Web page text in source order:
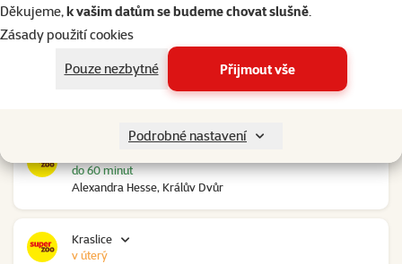
Děkujeme,k vašim datům se budeme chovat slušně.
Zásady použití cookies
Pouze nezbytné
Přijmout vše
Podrobné nastavení
Ovčáry 304, Ovčáry
Kozomín
Alexandra Hesse, Králův Dvůr
do 60 minut
Kraslice
v úterý